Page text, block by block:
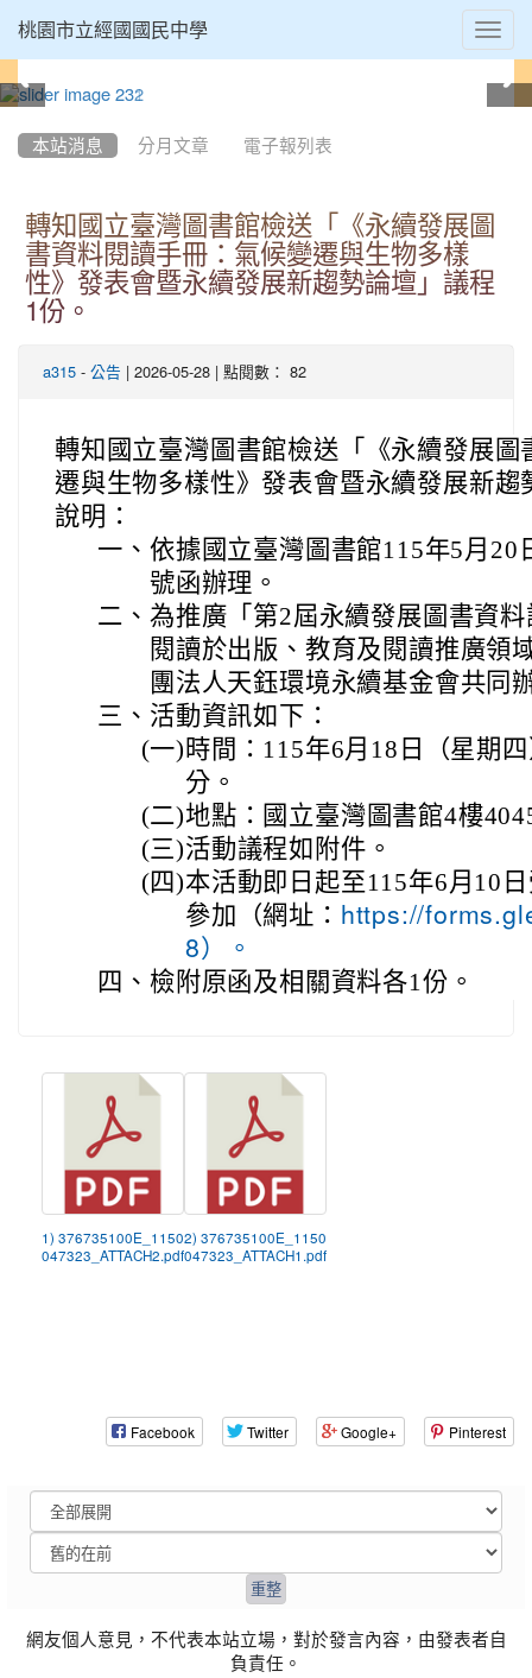
桃園市立經國國民中學
本站消息 分月文章 電子報列表
轉知國立臺灣圖書館檢送「《永續發展圖
書資料閱讀手冊：氣候變遷與生物多樣
性》發表會暨永續發展新趨勢論壇」議程
1份。
a315 - 公告 | 2026-05-28 | 點閱數： 82
轉知國立臺灣圖書館檢送「《永續發展
遷與生物多樣性》發表會暨永續發展新趨
說明：
一、 依據國立臺灣圖書館115年5月20
號函辦理。
二、 為推廣「第2屆永續發展圖書資
閱讀於出版、教育及閱讀推廣領
團法人天鈺環境永續基金會共同
三、 活動資訊如下：
(一) 時間：115年6月18日（星期
分。
(二)地點：國立臺灣圖書館4樓
(三)活動議程如附件。
(四)本活動即日起至115年6月10
參加（網址： https://
8）。
四、 檢附原函及相關資料各1份。
1) 376735100E_1150
047323_ATTACH2.pdf
2) 376735100E_1150
047323_ATTACH1.pdf
Facebook Twitter Google+ Pinterest
網友個人意見，不代表本站立場，對於發言內容，由發表者自
負責任。